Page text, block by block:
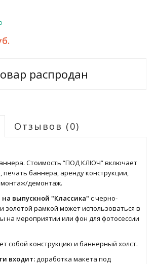
распродан
Отзывов (0)
Стоимость “ПОД КЛЮЧ” включает
печать баннера, аренду конструкции,
демонтаж.
выпускной "Классика" с черно-
золотой рамкой может использоваться в
на мероприятии или фон для фотосессии
собой конструкцию и баннерный холст.
входит:доработка макета под